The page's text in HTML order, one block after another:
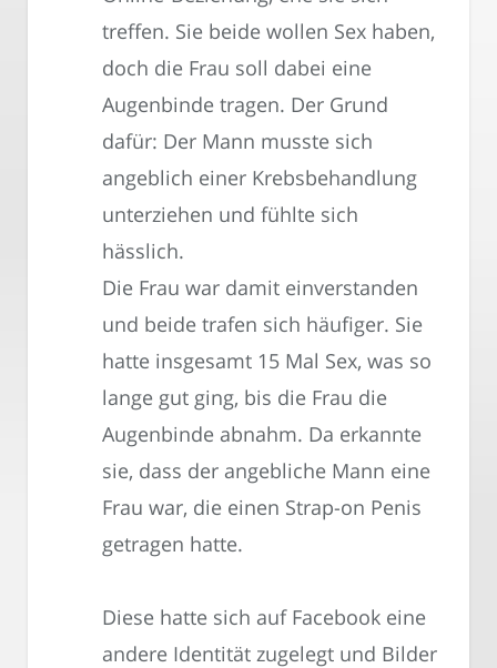
treffen. Sie beide wollen Sex haben,
doch die Frau soll dabei eine
Augenbinde tragen. Der Grund
dafür: Der Mann musste sich
angeblich einer Krebsbehandlung
unterziehen und fühlte sich
hässlich.
Die Frau war damit einverstanden
und beide trafen sich häufiger. Sie
hatte insgesamt 15 Mal Sex, was so
lange gut ging, bis die Frau die
Augenbinde abnahm. Da erkannte
sie, dass der angebliche Mann eine
Frau war, die einen Strap-on Penis
getragen hatte.
Diese hatte sich auf Facebook eine
andere Identität zugelegt und Bilder